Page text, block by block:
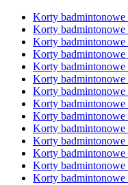
Korty badmintonowe
Korty
Korty badmintonowe
Korty badmintonowe
Korty badmintonowe
Korty badmintonowe
Korty badmintonowe
Korty badmintonowe
Korty
Korty badmintonowe
Korty badmintonowe
Korty badmintonowe
Korty
Korty badmintonowe